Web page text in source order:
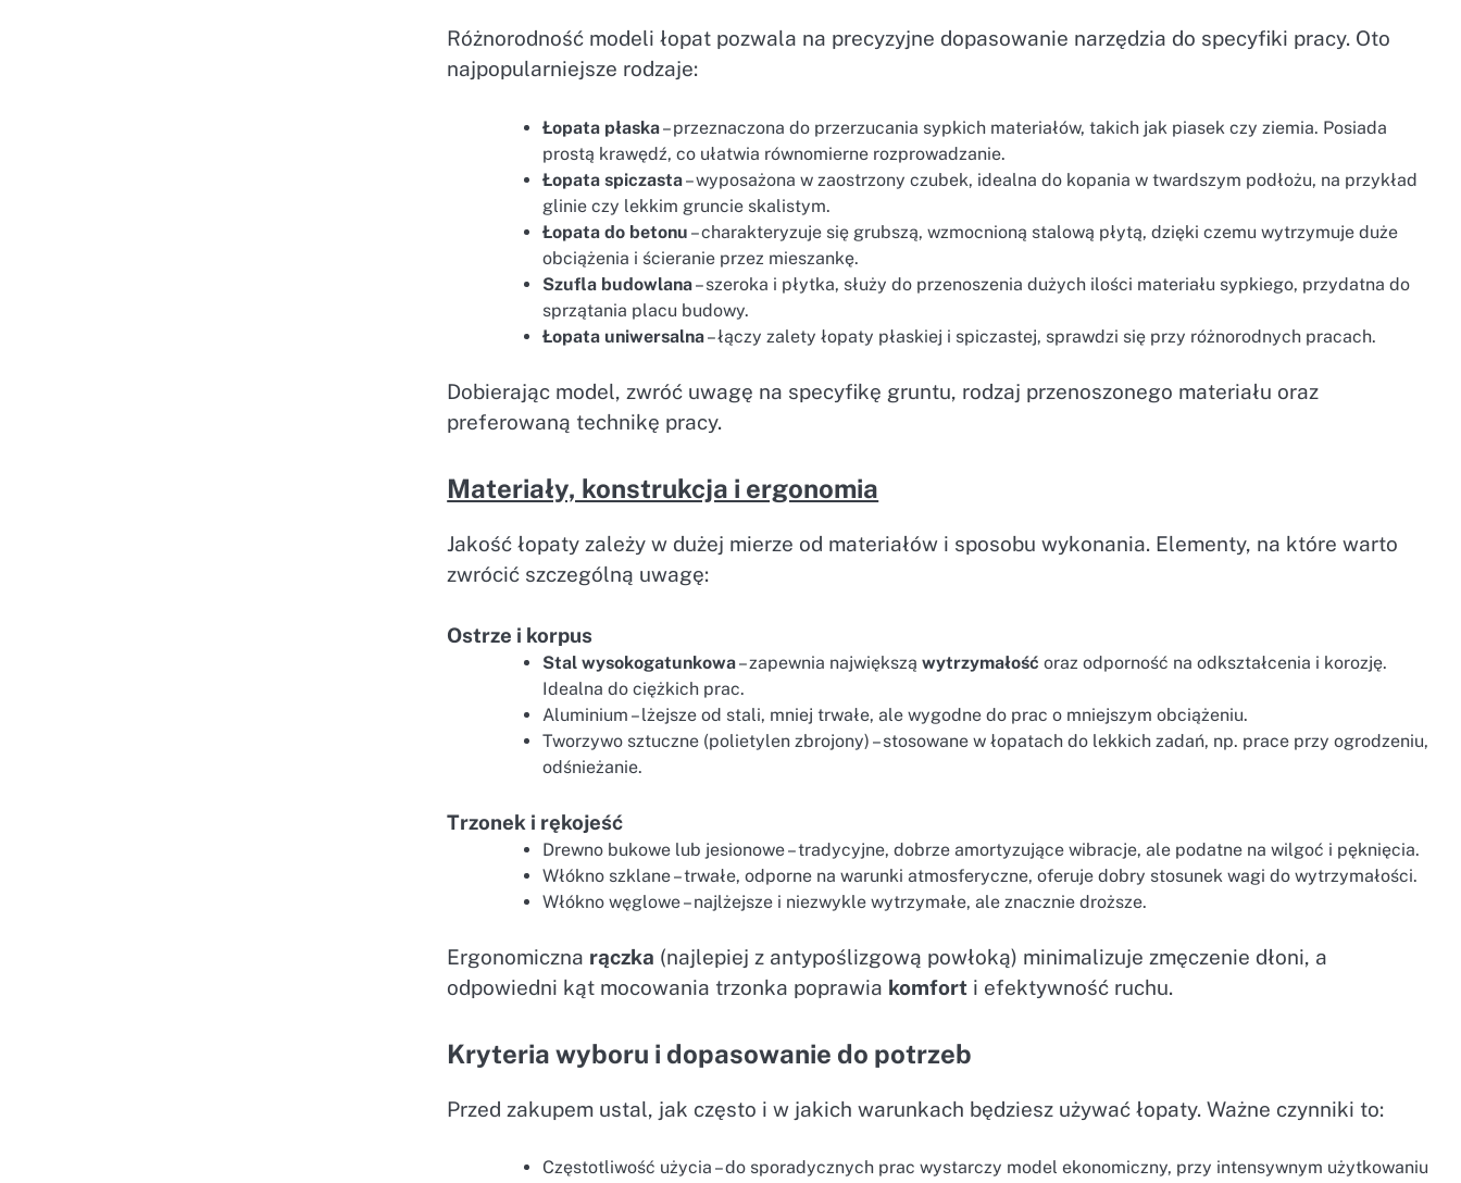
Różnorodność modeli łopat pozwala na precyzyjne dopasowanie narzędzia do specyfiki pracy. Oto
najpopularniejsze rodzaje:
Łopata płaska– przeznaczona do przerzucania sypkich materiałów, takich jak piasek czy ziemia. Posiada
prostą krawędź, co ułatwia równomierne rozprowadzanie.
Łopata spiczasta– wyposażona w zaostrzony czubek, idealna do kopania w twardszym podłożu, na przykład
glinie czy lekkim gruncie skalistym.
Łopata do betonu – charakteryzuje się grubszą, wzmocnioną stalową płytą, dzięki czemu wytrzymuje duże
obciążenia i ścieranie przez mieszankę.
Szufla budowlana– szeroka i płytka, służy do przenoszenia dużych ilości materiału sypkiego, przydatna do
sprzątania placu budowy.
Łopata uniwersalna– łączy zalety łopaty płaskiej i spiczastej, sprawdzi się przy różnorodnych pracach.
Dobierając model, zwróć uwagę na specyfikę gruntu, rodzaj przenoszonego materiału oraz
preferowaną technikę pracy.
Materiały, konstrukcja i ergonomia
Jakość łopaty zależy w dużej mierze od materiałów i sposobu wykonania. Elementy, na które warto
zwrócić szczególną uwagę:
Ostrze i korpus
Stal wysokogatunkowa– zapewnia największąwytrzymałość oraz odporność na odkształcenia i korozję.
Idealna do ciężkich prac.
Aluminium – lżejsze od stali, mniej trwałe, ale wygodne do prac o mniejszym obciążeniu.
Tworzywo sztuczne (polietylen zbrojony) – stosowane w łopatach do lekkich zadań, np. prace przy ogrodzeniu,
odśnieżanie.
Trzonek i rękojeść
Drewno bukowe lub jesionowe – tradycyjne, dobrze amortyzujące wibracje, ale podatne na wilgoć i pęknięcia.
Włókno szklane – trwałe, odporne na warunki atmosferyczne, oferuje dobry stosunek wagi do wytrzymałości.
Włókno węglowe – najlżejsze i niezwykle wytrzymałe, ale znacznie droższe.
Ergonomiczna rączka (najlepiej z antypoślizgową powłoką) minimalizuje zmęczenie dłoni, a
odpowiedni kąt mocowania trzonka poprawia komfort i efektywność ruchu.
Kryteria wyboru i dopasowanie do potrzeb
Przed zakupem ustal, jak często i w jakich warunkach będziesz używać łopaty. Ważne czynniki to:
Częstotliwość użycia – do sporadycznych prac wystarczy model ekonomiczny, przy intensywnym użytkowaniu